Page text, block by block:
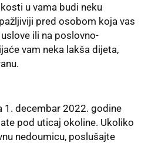
u vama budi neku
pred osobom koja vas
ili na poslovno-
vam neka lakša dijeta,
1. decembar 2022. godine
pod uticaj okoline. Ukoliko
nedoumicu, poslušajte